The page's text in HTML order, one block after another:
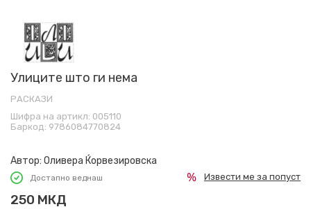
Улиците што ги нема
РАСКАЗИ
Шифра на артикл: 005110
Баркод: 9786084770824
Автор: Оливера Ќорвезировска
Достапно веднаш
250 МКД
Извести ме за попуст